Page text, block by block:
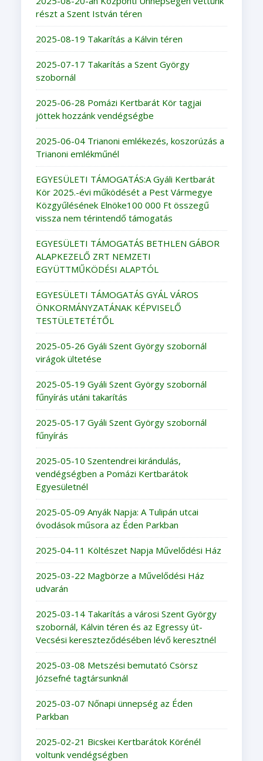
részt a Szent István téren
2025-08-19 Takarítás a Kálvin téren
2025-07-17 Takarítás a Szent György
szobornál
2025-06-28 Pomázi Kertbarát Kör tagjai
jöttek hozzánk vendégségbe
2025-06-04 Trianoni emlékezés, koszorúzás a
Trianoni emlékműnél
EGYESÜLETI TÁMOGATÁS:A Gyáli Kertbarát
Kör 2025.-évi működését a Pest Vármegye
Közgyűlésének Elnöke100 000 Ft összegű
vissza nem térintendő támogatás
EGYESÜLETI TÁMOGATÁS BETHLEN GÁBOR
ALAPKEZELŐ ZRT NEMZETI
EGYÜTTMŰKÖDÉSI ALAPTÓL
EGYESÜLETI TÁMOGATÁS GYÁL VÁROS
ÖNKORMÁNYZATÁNAK KÉPVISELŐ
TESTÜLETETÉTŐL
2025-05-26 Gyáli Szent György szobornál
virágok ültetése
2025-05-19 Gyáli Szent György szobornál
fűnyírás utáni takarítás
2025-05-17 Gyáli Szent György szobornál
fűnyírás
2025-05-10 Szentendrei kirándulás,
vendégségben a Pomázi Kertbarátok
Egyesületnél
2025-05-09 Anyák Napja: A Tulipán utcai
óvodások műsora az Éden Parkban
2025-04-11 Költészet Napja Művelődési Ház
2025-03-22 Magbörze a Művelődési Ház
udvarán
2025-03-14 Takarítás a városi Szent György
szobornál, Kálvin téren és az Egressy út-
Vecsési kereszteződésében lévő keresztnél
2025-03-08 Metszési bemutató Csörsz
Józsefné tagtársunknál
2025-03-07 Nőnapi ünnepség az Éden
Parkban
2025-02-21 Bicskei Kertbarátok Körénél
voltunk vendégségben